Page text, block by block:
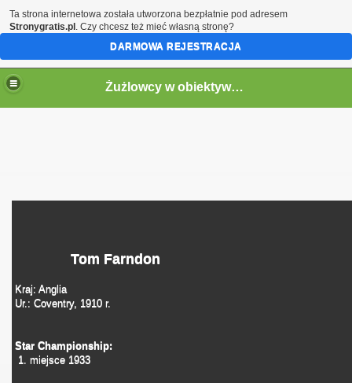
Żużlowcy w obiektywie by Speed
Tom Farndon
Kraj: Anglia
Ur.: Coventry, 1910 r.
Star Championship:
1. miejsce 1933
Ta strona internetowa została utworzona bezpłatnie pod adresem
Stronygratis.pl . Czy chcesz też mieć własną stronę?
DARMOWA REJESTRACJA